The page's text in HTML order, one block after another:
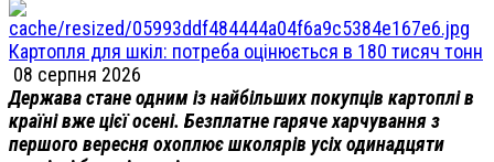
Картопля для шкіл: потреба оцінюється в 180 тисяч тонн
08 серпня 2026
Держава стане одним із найбільших покупців картоплі в
країні вже цієї осені. Безплатне гаряче харчування з
першого вересня охоплює школярів усіх одинадцяти